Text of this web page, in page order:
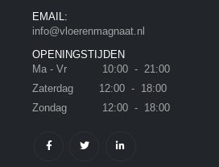
EMAIL:
info@vloerenmagnaat.nl
OPENINGSTIJDEN
Ma - Vr 10:00 - 21:00
Zaterdag 12:00 - 18:00
Zondag 12:00 - 18:00